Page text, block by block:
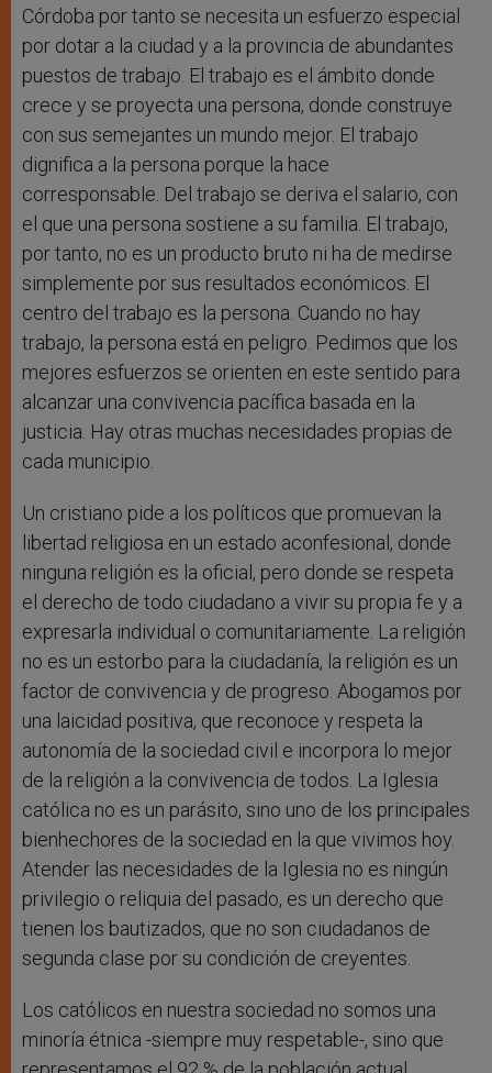
Córdoba por tanto se necesita un esfuerzo especial
por dotar a la ciudad y a la provincia de abundantes
puestos de trabajo. El trabajo es el ámbito donde
crece y se proyecta una persona, donde construye
con sus semejantes un mundo mejor. El trabajo
dignifica a la persona porque la hace
corresponsable. Del trabajo se deriva el salario, con
el que una persona sostiene a su familia. El trabajo,
por tanto, no es un producto bruto ni ha de medirse
simplemente por sus resultados económicos. El
centro del trabajo es la persona. Cuando no hay
trabajo, la persona está en peligro. Pedimos que los
mejores esfuerzos se orienten en este sentido para
alcanzar una convivencia pacífica basada en la
justicia. Hay otras muchas necesidades propias de
cada municipio.
Un cristiano pide a los políticos que promuevan la
libertad religiosa en un estado aconfesional, donde
ninguna religión es la oficial, pero donde se respeta
el derecho de todo ciudadano a vivir su propia fe y a
expresarla individual o comunitariamente. La religión
no es un estorbo para la ciudadanía, la religión es un
factor de convivencia y de progreso. Abogamos por
una laicidad positiva, que reconoce y respeta la
autonomía de la sociedad civil e incorpora lo mejor
de la religión a la convivencia de todos. La Iglesia
católica no es un parásito, sino uno de los principales
bienhechores de la sociedad en la que vivimos hoy.
Atender las necesidades de la Iglesia no es ningún
privilegio o reliquia del pasado, es un derecho que
tienen los bautizados, que no son ciudadanos de
segunda clase por su condición de creyentes.
Los católicos en nuestra sociedad no somos una
minoría étnica -siempre muy respetable-, sino que